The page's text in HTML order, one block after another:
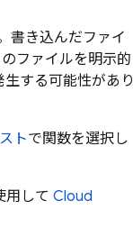
書き込んだファイ
ファイルを明示的
する可能性があり
トで関数を選択し
用して Cloud